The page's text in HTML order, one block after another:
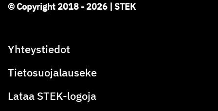
© Copyright 2018 - 2026 | STEK
Yhteystiedot
Tietosuojalauseke
Lataa STEK-logoja